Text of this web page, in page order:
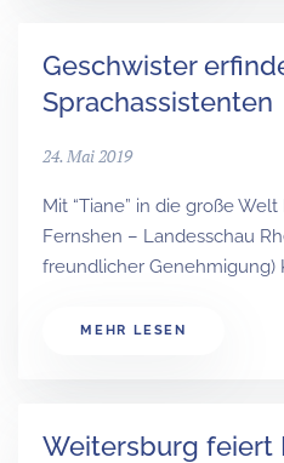
Geschwister
Sprachassistenten
24. Mai 2019
Mit “Tiane” in die große
Fernshen – Landesschau
freundlicher Genehmigung)
MEHR LESEN
Weitersburg feiert